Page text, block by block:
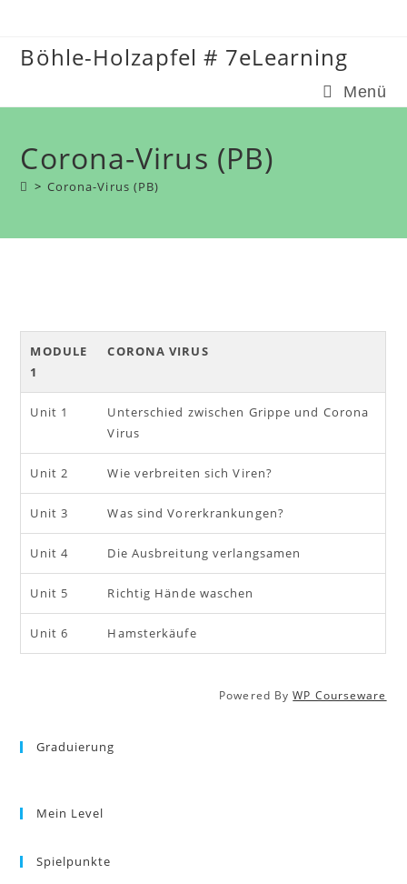
springen
Böhle-Holzapfel # 7eLearning
Menü
Corona-Virus (PB)
> Corona-Virus (PB)
MODULE
1
CORONA VIRUS
Unit 1
Unterschied zwischen Grippe und Corona
Virus
Unit 2 Wie verbreiten sich Viren?
Unit 3 Was sind Vorerkrankungen?
Unit 4 Die Ausbreitung verlangsamen
Unit 5 Richtig Hände waschen
Unit 6 Hamsterkäufe
Powered ByWP Courseware
Graduierung
Mein Level
Spielpunkte